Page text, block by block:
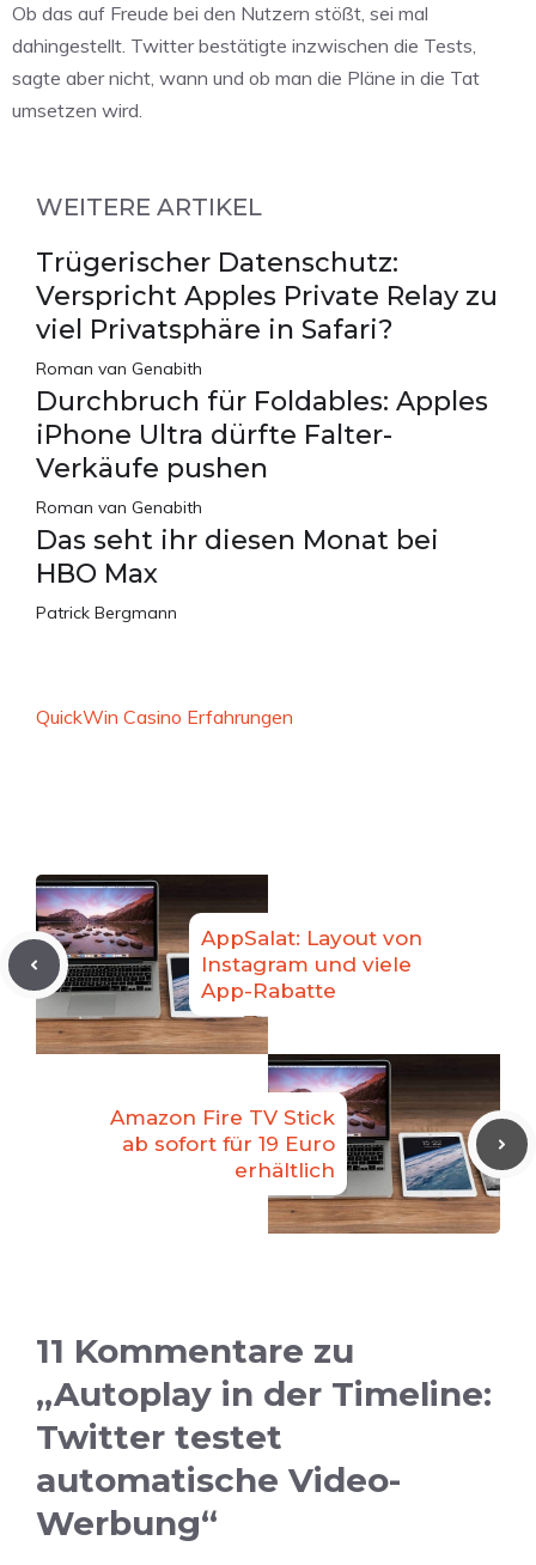
Ob das auf Freude bei den Nutzern stößt, sei mal
dahingestellt. Twitter bestätigte inzwischen die Tests,
sagte aber nicht, wann und ob man die Pläne in die Tat
umsetzen wird.
WEITERE ARTIKEL
Trügerischer Datenschutz:
Verspricht Apples Private Relay zu
viel Privatsphäre in Safari?
Roman van Genabith
Durchbruch für Foldables: Apples
iPhone Ultra dürfte Falter-
Verkäufe pushen
Roman van Genabith
Das seht ihr diesen Monat bei
HBO Max
Patrick Bergmann
QuickWin Casino Erfahrungen
AppSalat: Layout von
Instagram und viele
App-Rabatte
Amazon Fire TV Stick
ab sofort für 19 Euro
erhältlich
11 Kommentare zu
„Autoplay in der Timeline:
Twitter testet
automatische Video-
Werbung“